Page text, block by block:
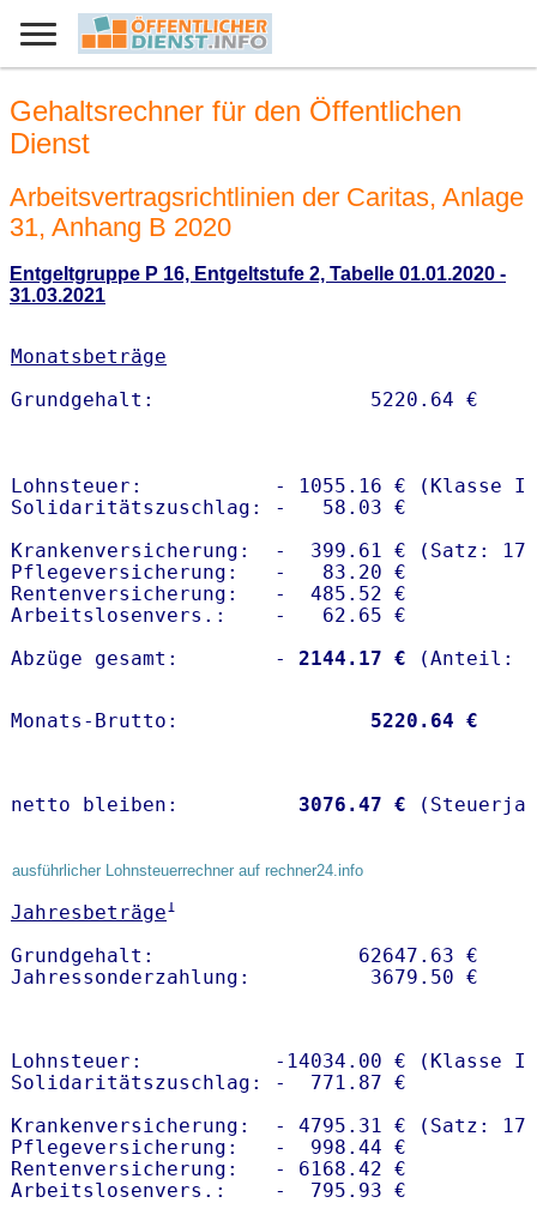
Gehaltsrechner für den Öffentlichen
Dienst
Arbeitsvertragsrichtlinien der Caritas, Anlage
31, Anhang B 2020
Entgeltgruppe P 16, Entgeltstufe 2, Tabelle 01.01.2020 -
31.03.2021
Monatsbeträge
Lohnsteuer:           - 1055.16 € (Klasse I)
Solidaritätszuschlag: -   58.03 €
Krankenversicherung:  -  399.61 € (Satz:
Pflegeversicherung:   -   83.20 €
Rentenversicherung:   -  485.52 €
Arbeitslosenvers.:    -   62.65 €
Abzüge gesamt:        -
2144.17 €
Monats-Brutto: 5220.64 €
netto bleiben: 3076.47 €
ausführlicher Lohnsteuerrechner auf rechner24.info
Jahresbeträge1
Grundgehalt:                 62647.63 €
Lohnsteuer:           -14034.00 € (Klasse I)
Solidaritätszuschlag: -  771.87 €
Krankenversicherung:  - 4795.31 € (Satz:
Pflegeversicherung:   -  998.44 €
Rentenversicherung:   - 6168.42 €
Arbeitslosenvers.:    -  795.93 €